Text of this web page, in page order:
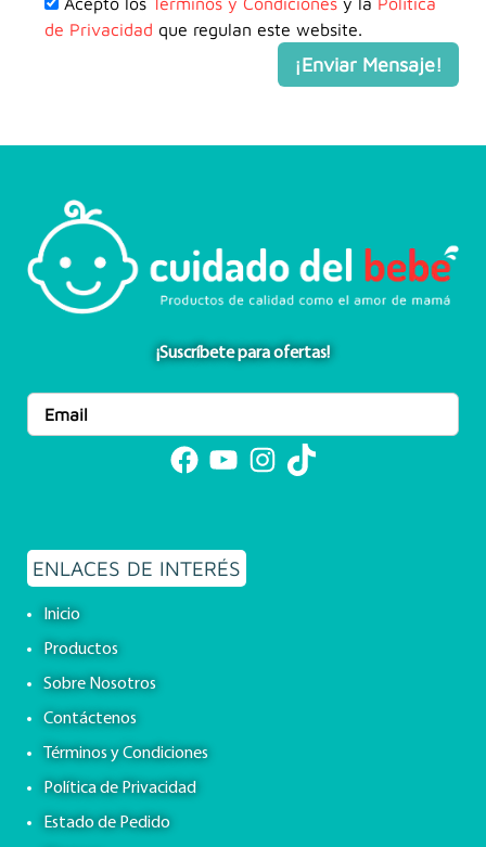
de Privacidad que regulan este website.
¡Suscríbete para ofertas!
Facebook
YouTube
Instagram
TikTok
ENLACES DE INTERÉS
Inicio
Productos
Sobre Nosotros
Contáctenos
Términos y Condiciones
Política de Privacidad
Estado de Pedido